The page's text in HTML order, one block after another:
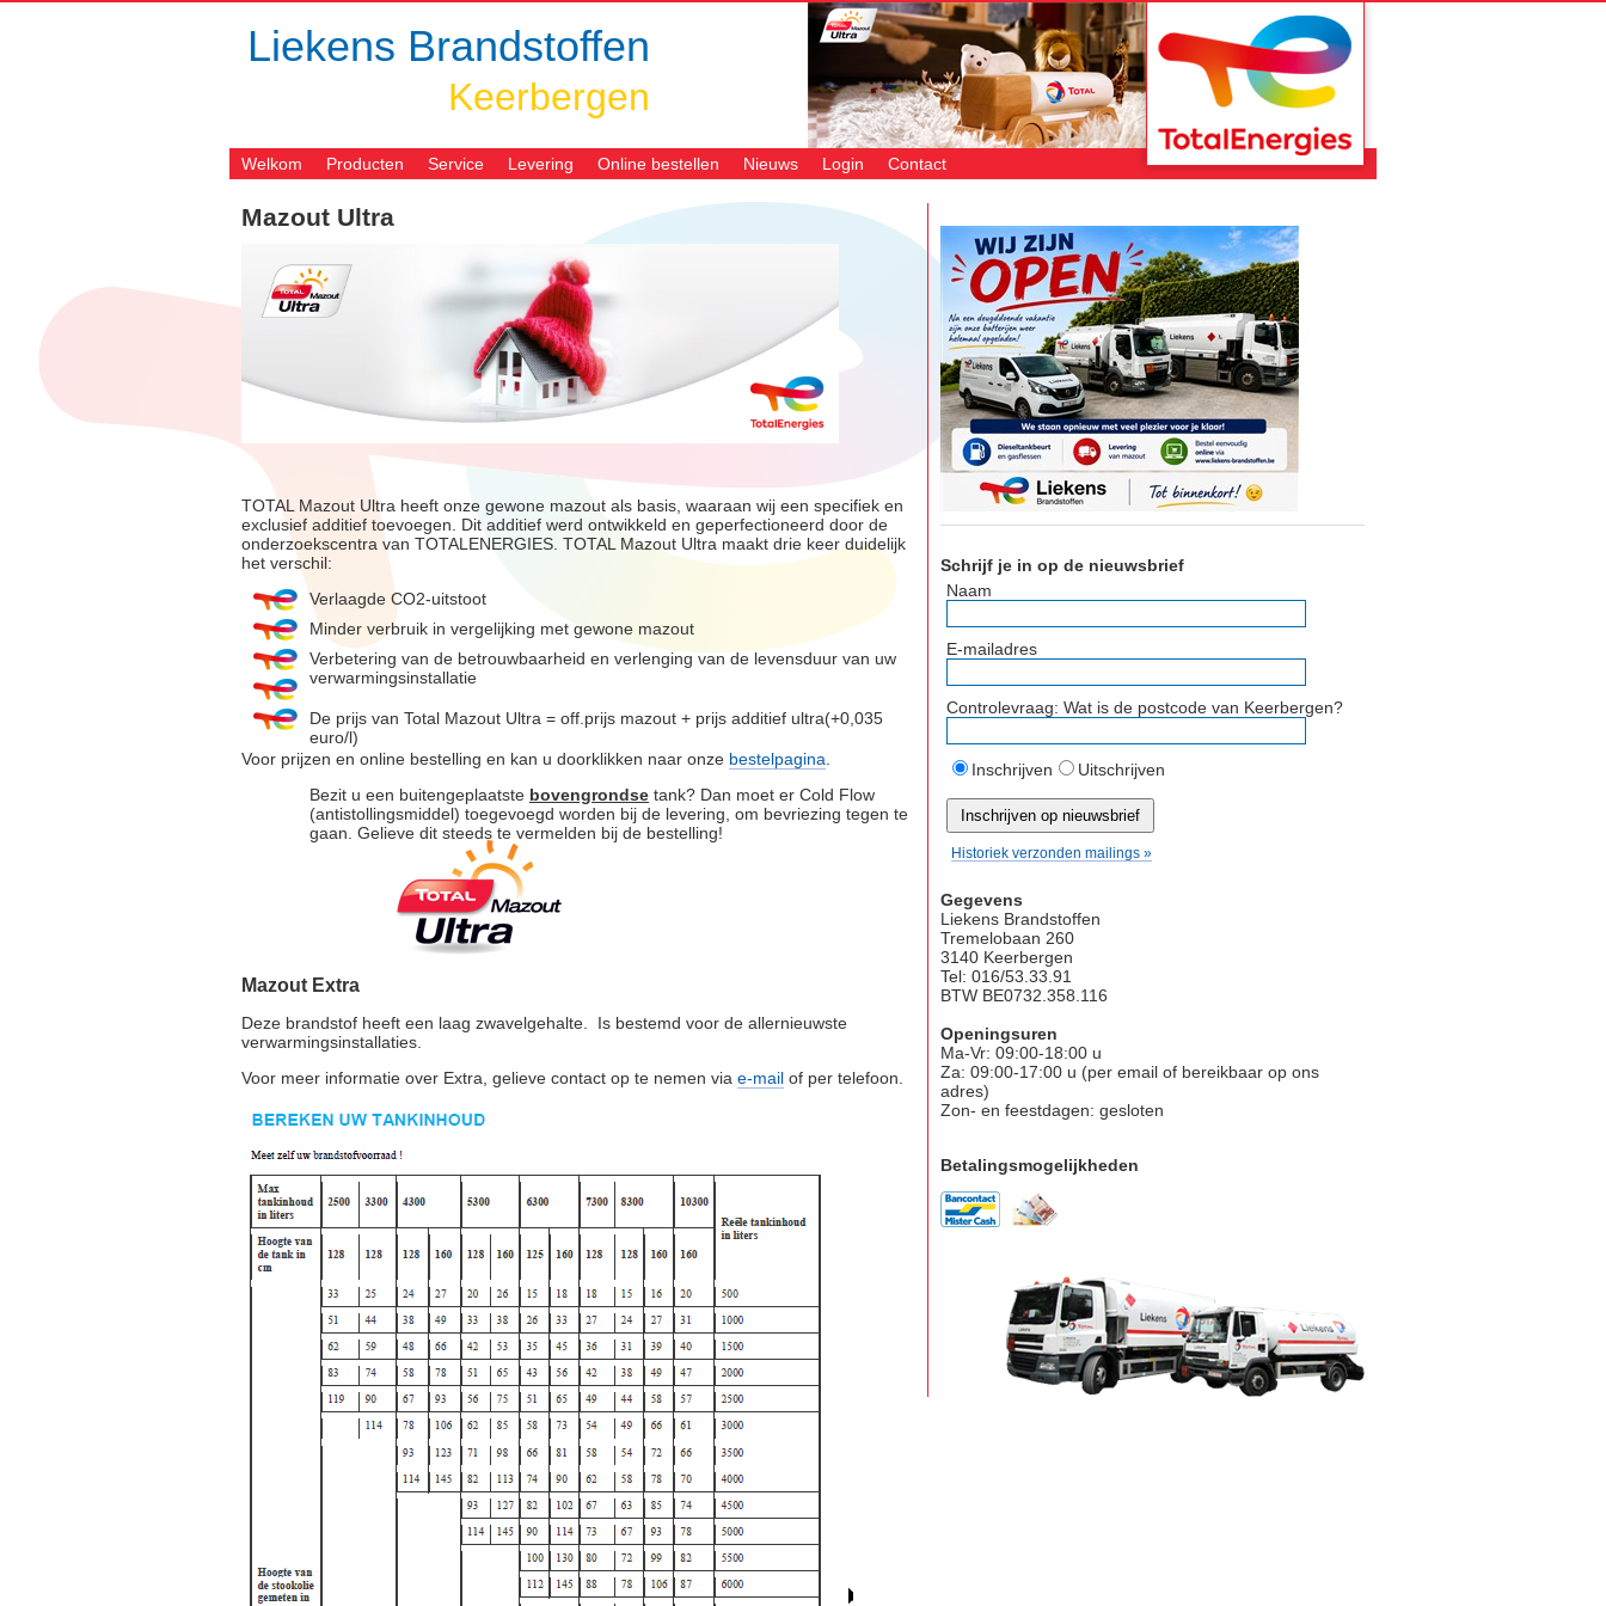
Liekens Brandstoffen
Keerbergen
Welkom Producten Service Levering Online bestellen Nieuws Login Contact
Mazout Ultra
TOTAL Mazout Ultra heeft onze gewone mazout als basis, waaraan wij een specifiek en
exclusief additief toevoegen. Dit additief werd ontwikkeld en geperfectioneerd door de
onderzoekscentra van TOTALENERGIES. TOTAL Mazout Ultra maakt drie keer duidelijk
het verschil:
Verlaagde CO2-uitstoot
Minder verbruik in vergelijking met gewone mazout
Verbetering van de betrouwbaarheid en verlenging van de levensduur van uw
verwarmingsinstallatie
De prijs van Total Mazout Ultra = off.prijs mazout + prijs additief ultra(+0,035
euro/l)
Bezit u een buitengeplaatste bovengrondse tank? Dan moet er Cold Flow
(antistollingsmiddel) toegevoegd worden bij de levering, om bevriezing tegen te
gaan. Gelieve dit steeds te vermelden bij de bestelling!
Voor prijzen en online bestelling en kan u doorklikken naar onze bestelpagina
Mazout Extra
Deze brandstof heeft een laag zwavelgehalte. Is bestemd voor de allernieuwste
verwarmingsinstallaties.
Voor meer informatie over Extra, gelieve contact op te nemen via e-mail of per telefoon.
Schrijf je in op de nieuwsbrief
Naam
E-mailadres
Controlevraag: Wat is de postcode van Keerbergen?
Inschrijven Uitschrijven
Historiek verzonden mailings »
Gegevens
Liekens Brandstoffen
Tremelobaan 260
3140 Keerbergen
Tel: 016/53.33.91
BTW BE0732.358.116
Openingsuren
Ma-Vr: 09:00-18:00 u
Za: 09:00-17:00 u (per email of bereikbaar op ons
adres)
Zon- en feestdagen: gesloten
Betalingsmogelijkheden